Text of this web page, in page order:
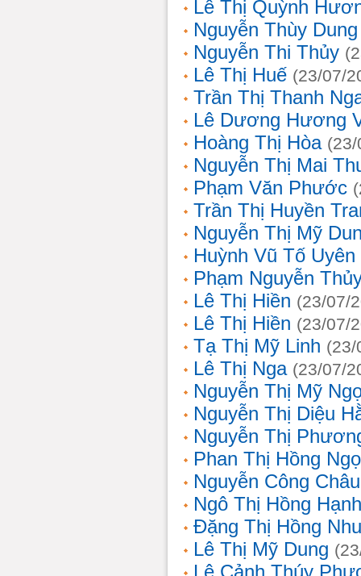
Lê Thị Quỳnh
Nguyễn Thùy Dung
Nguyễn Thi Thủy
Lê Thị Huế (23/07/
Trần Thị Thanh
Lê Dương Hương
Hoàng Thị Hòa
Nguyễn Thị Mai
Phạm Văn Phước
Trần Thị Huyền
Nguyễn Thị Mỹ
Huỳnh Vũ Tố Uyên
Phạm Nguyễn
Lê Thị Hiền (23/07/
Lê Thị Hiền (23/07/
Tạ Thị Mỹ Linh (23/
Lê Thị Nga (23/07/
Nguyễn Thị Mỹ
Nguyễn Thị Diệu
Nguyễn Thị
Phan Thị Hồng
Nguyễn Công Châu
Ngô Thị Hồng Hạnh
Đặng Thị Hồng
Lê Thị Mỹ Dung
Lê Cảnh Thúy